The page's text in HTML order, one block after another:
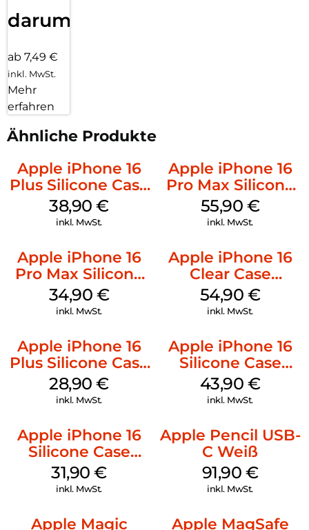
darum!
ab 7,49 €
inkl. MwSt.
Mehr
erfahren
Ähnliche Produkte
Apple iPhone 16
Plus Silicone Case
MagSafe Denim
38,90€
inkl. MwSt.
Apple iPhone 16
Pro Max Silicone
Case MagSafe
Stone Gray
55,90 €
inkl. MwSt.
Apple iPhone 16
Pro Max Silicone
Case MagSafe
Denim
34,90 €
inkl. MwSt.
Apple iPhone 16
Clear Case
MagSafe
Transparent
54,90 €
inkl. MwSt.
Apple iPhone 16
Plus Silicone Case
MagSafe Black
28,90€
inkl. MwSt.
Apple iPhone 16
Silicone Case
MagSafe Plum
43,90 €
inkl. MwSt.
Apple iPhone 16
Silicone Case
MagSafe Fuchsia
31,90€
inkl. MwSt.
Apple Pencil USB-
C Weiß
91,90 €
inkl. MwSt.
Apple Magic Apple MagSafe